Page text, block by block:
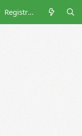
Registrarse